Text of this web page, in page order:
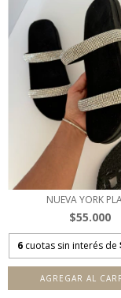
NUEVA YORK
$55.000
6 cuotas sin interés de
AGREGAR AL